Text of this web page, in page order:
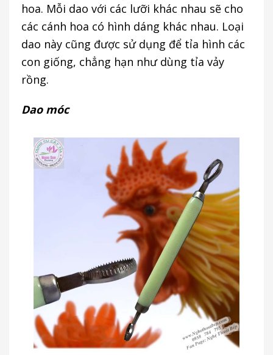
hoa. Mỗi dao với các lưỡi khác nhau sẽ cho
các cánh hoa có hình dáng khác nhau. Loại
dao này cũng được sử dụng để tỉa hình các
con giống, chẳng hạn như dùng tỉa vảy
rồng.
Dao móc